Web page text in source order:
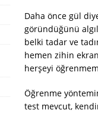
Daha önce gül
göründüğünü
belki tadar ve
hemen zihin
herşeyi
Öğrenme
test mevcut,